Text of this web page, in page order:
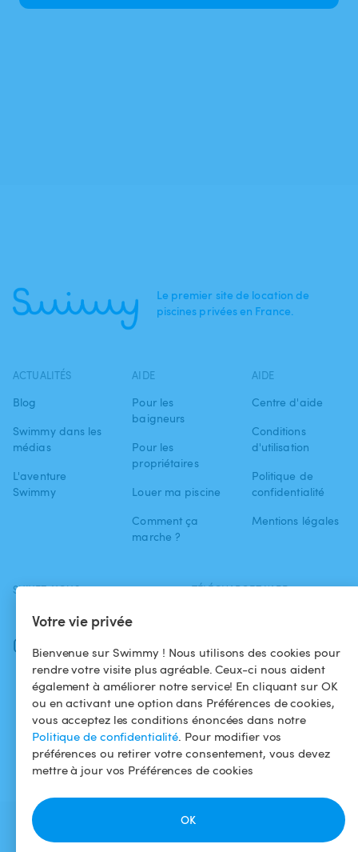
Votre vie privée
Bienvenue sur Swimmy ! Nous utilisons des cookies pour
rendre votre visite plus agréable. Ceux-ci nous aident
également à améliorer notre service! En cliquant sur OK
ou en activant une option dans Préférences de cookies,
vous acceptez les conditions énoncées dans notre
Politique de confidentialité. Pour modifier vos
préférences ou retirer votre consentement, vous devez
mettre à jour vos Préférences de cookies
OK
Le premier site de location de
piscines privées en France.
ACTUALITÉS
Blog
Swimmy dans les
médias
L'aventure
Swimmy
AIDE
Pour les
baigneurs
Pour les
propriétaires
Louer ma piscine
Comment ça
marche ?
AIDE
Centre d'aide
Conditions
d'utilisation
Politique de
confidentialité
Mentions légales
SUIVEZ-NOUS
Facebook
Instagram
TÉLÉCHARGEZ L'APP